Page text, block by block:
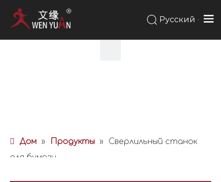
Pусский
Дом » Продукты »
Сверлильный станок
для бумаги